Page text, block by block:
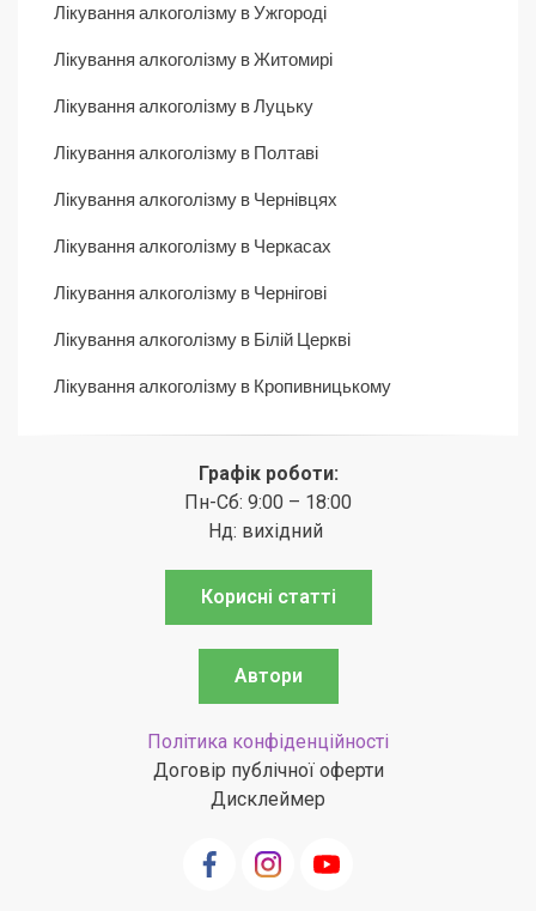
Лікування алкоголізму в Ужгороді
Лікування алкоголізму в Житомирі
Лікування алкоголізму в Луцьку
Лікування алкоголізму в Полтаві
Лікування алкоголізму в Чернівцях
Лікування алкоголізму в Черкасах
Лікування алкоголізму в Чернігові
Лікування алкоголізму в Білій Церкві
Лікування алкоголізму в Кропивницькому
Графік роботи:
Пн-Сб: 9:00 – 18:00
Нд: вихідний
Корисні статті
Автори
Політика конфіденційності
Договір публічної оферти
Дисклеймер